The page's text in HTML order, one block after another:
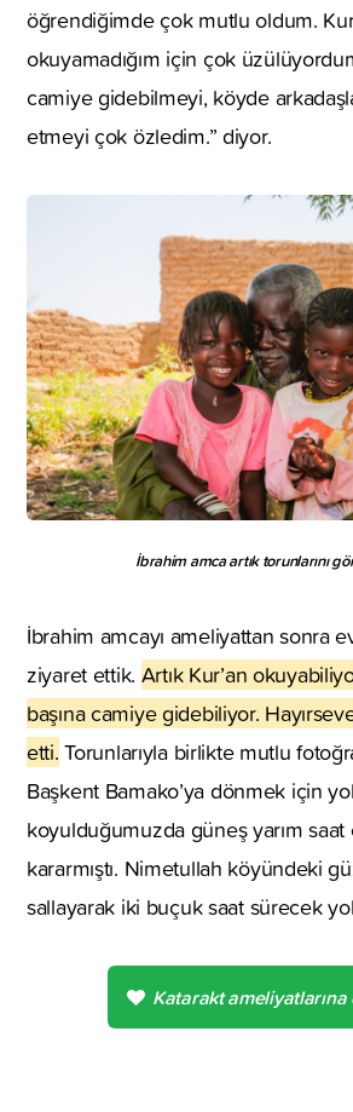
öğrendiğimde çok mutlu oldum.
okuyamadığım için çok
camiye gidebilmeyi, köyde
etmeyi çok özledim.” diyor.
İbrahim amca artık torunlarını
İbrahim amcayı ameliyattan sonra
ziyaret ettik. Artık Kur’an
başına camiye gidebiliyor.
etti. Torunlarıyla birlikte mutlu
Başkent Bamako’ya dönmek için
koyulduğumuzda güneş yarım saat
kararmıştı. Nimetullah köyündeki
sallayarak iki buçuk saat sürecek
Katarakt